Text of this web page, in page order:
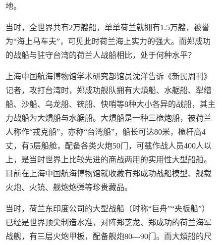
地。
当时，全世界共有2万艘船，单单荷兰就拥有1.5万艘，被誉
为“海上马车夫”，可见此时荷兰海上实力的强大。而郑成功
的战船与驻守台湾的荷兰人战船相比，处于何种水平？
上海中国航海博物馆学术研究部馆员沈洋告诉《新民周刊》
记者，攻打台湾时，郑成功舰队拥有大熕船、水艍船、犁缯
船、沙船、乌龙船、铳船、快哨等8种大小各异的战船，其主
力战船为大熕船与水艍船。大熕船是一种三桅炮船，被荷兰
人称作“戎克船”，亦称“台湾船”，船长可达80米，桅杆高4
丈，有5层船舱，配备各类火炮50门，可载作战人员400人以
上，是当时世界上比较先进的商战两用的实用性大型船舶。
目前在上海中国航海博物馆就收藏有郑成功战船模型、舰载
火炮、火铳、舰炮炮弹等珍贵藏品。
当时，荷兰东印度公司的大型战船（时称“巨舟”“夹板船”）
已经是世界顶尖制造水准，对阵郑芝龙、郑成功的荷兰海军
战舰，有三层火炮甲板，配备舰炮80—90门。而大熕船的尺